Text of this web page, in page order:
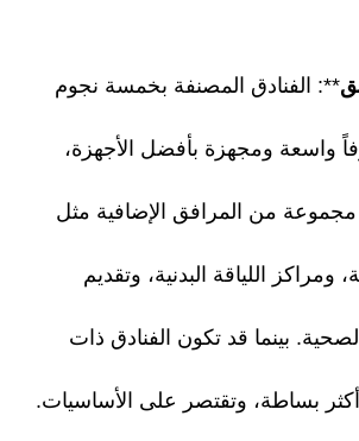
**: الفنادق المصنفة بخمسة نجوم
واسعة ومجهزة بأفضل الأجهزة،
من المرافق الإضافية مثل
ومراكز اللياقة البدنية، وتقديم
بينما قد تكون الفنادق ذات
أكثر بساطة، وتقتصر على الأساسيات.